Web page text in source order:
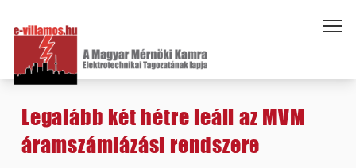
Legalább két hétre leáll az MVM
áramszámlázási rendszere